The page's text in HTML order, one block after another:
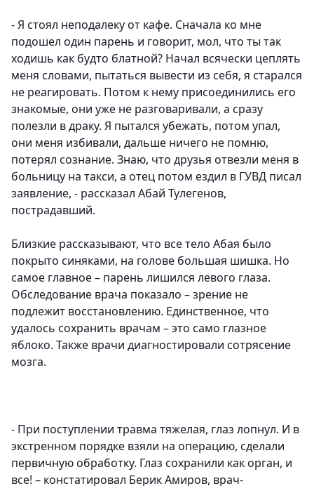
- Я стоял неподалеку от кафе. Сначала ко мне
подошел один парень и говорит, мол, что ты так
ходишь как будто блатной? Начал всячески цеплять
меня словами, пытаться вывести из себя, я старался
не реагировать. Потом к нему присоединились его
знакомые, они уже не разговаривали, а сразу
полезли в драку. Я пытался убежать, потом упал,
они меня избивали, дальше ничего не помню,
потерял сознание. Знаю, что друзья отвезли меня в
больницу на такси, а отец потом ездил в ГУВД писал
заявление, - рассказал Абай Тулегенов,
пострадавший.
Близкие рассказывают, что все тело Абая было
покрыто синяками, на голове большая шишка. Но
самое главное – парень лишился левого глаза.
Обследование врача показало – зрение не
подлежит восстановлению. Единственное, что
удалось сохранить врачам – это само глазное
яблоко. Также врачи диагностировали сотрясение
мозга.
- При поступлении травма тяжелая, глаз лопнул. И в
экстренном порядке взяли на операцию, сделали
первичную обработку. Глаз сохранили как орган, и
все! – констатировал Берик Амиров, врач-